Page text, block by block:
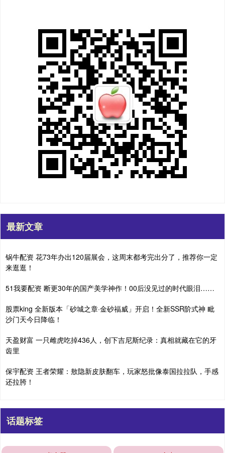
最新文章
锅牛配资 花73年办出120届展会，这周末都考完出分了，推荐你一定
来逛逛！
51我要配资 断更30年的国产美学神作！00后没见过的时代眼泪……
股票king 全新版本「砂城之章·金砂福威」开启！全新SSR阶式神 毗
沙门天今日降临！
天盈财富 一只雌虎吃掉436人，创下吉尼斯纪录：真相就藏在它的牙
齿里
保宇配资 王者荣耀：敖隐新皮肤翻车，玩家怒批像泰国拉拉队，手感
还拉胯！
话题标签